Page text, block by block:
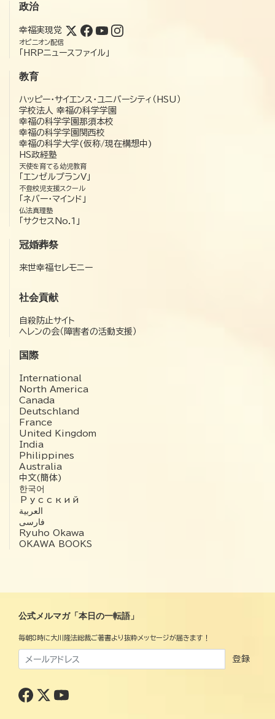
政治
幸福実現党
オピニオン配信
「HRPニュースファイル」
教育
ハッピー・サイエンス・ユニバーシティ（HSU）
学校法人 幸福の科学学園
幸福の科学学園那須本校
幸福の科学学園関西校
幸福の科学大学(仮称/現在構想中)
HS政経塾
天使を育てる幼児教育
「エンゼルプランV」
不登校児支援スクール
「ネバー・マインド」
仏法真理塾
「サクセスNo.1」
冠婚葬祭
来世幸福セレモニー
社会貢献
自殺防止サイト
ヘレンの会（障害者の活動支援）
国際
International
North America
Canada
Deutschland
France
United Kingdom
India
Philippines
Australia
中文(簡体)
한국어
Русский
العربية‏
فارسی
Ryuho Okawa
OKAWA BOOKS
公式メルマガ「本日の一転語」
毎朝8時に大川隆法総裁ご著書より抜粋メッセージが届きます！
登録